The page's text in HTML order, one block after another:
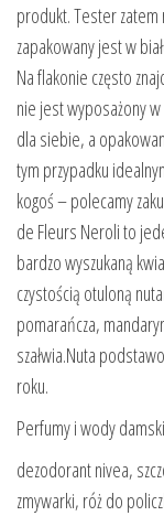
produkt. Tester zatem
zapakowany jest w
Na flakonie często
nie jest wyposażony
dla siebie, a
tym przypadku
kogoś – polecamy
de Fleurs Neroli to
bardzo wyszukaną
czystością otuloną
pomarańcza,
szałwia.Nuta
roku.
Perfumy i wody
dezodorant nivea,
zmywarki, róż do